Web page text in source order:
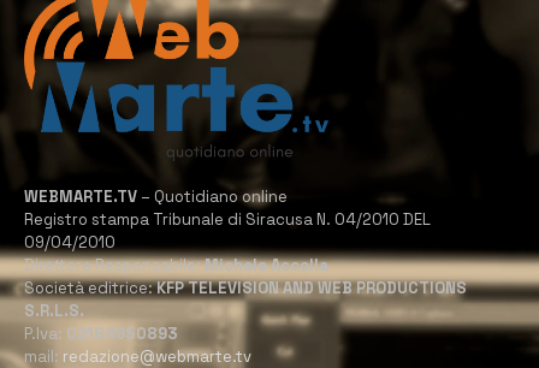
WEBMARTE.TV – Quotidiano online
Registro stampa Tribunale di Siracusa N. 04/2010 DEL
09/04/2010
Direttore Responsabile:Michele Accolla
Società editrice:KFP TELEVISION AND WEB PRODUCTIONS
S.R.L.S.
P.Iva: 02184950893
mail: redazione@webmarte.tv